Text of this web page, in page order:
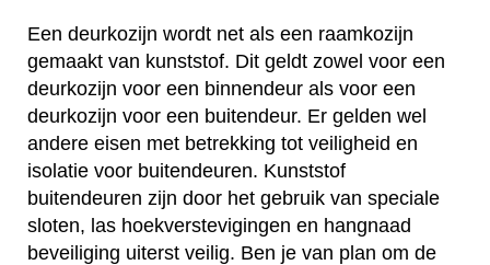
Een deurkozijn wordt net als een raamkozijn
gemaakt van kunststof. Dit geldt zowel voor een
deurkozijn voor een binnendeur als voor een
deurkozijn voor een buitendeur. Er gelden wel
andere eisen met betrekking tot veiligheid en
isolatie voor buitendeuren. Kunststof
buitendeuren zijn door het gebruik van speciale
sloten, las hoekverstevigingen en hangnaad
beveiliging uiterst veilig. Ben je van plan om de